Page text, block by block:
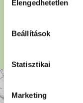
kiválasztása
Elengedhetetlen
Beállítások
Statisztikai
Marketing